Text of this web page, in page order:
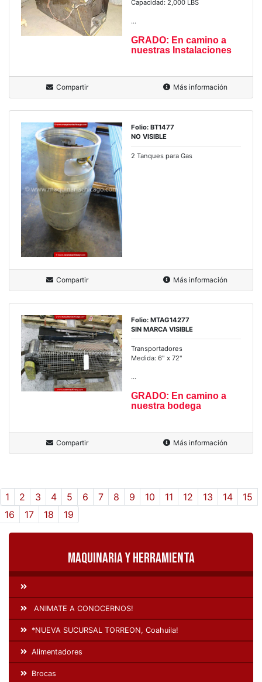
Capacidad: 2,000 LBS
...
GRADO: En camino a
nuestras Instalaciones
Compartir Más información
Folio: BT1477
NO VISIBLE
2 Tanques para Gas
Compartir Más información
Folio: MTAG14277
SIN MARCA VISIBLE
Transportadores
Medida: 6" x 72"
...
GRADO: En camino a
nuestra bodega
Compartir Más información
1 2 3 4 5 6 7 8 9 10 11 12 13 14
15
16
17 18 19
Maquinaria y Herramienta
ANIMATE A CONOCERNOS!
*NUEVA SUCURSAL TORREON, Coahuila!
Alimentadores
Brocas